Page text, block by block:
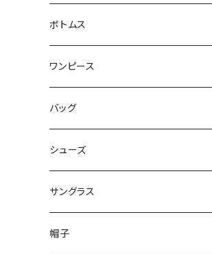
ボトムス
ワンピース
バッグ
シューズ
サングラス
帽子